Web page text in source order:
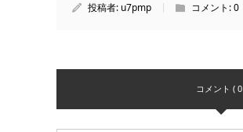
投稿者: u7pmp コメント:0
コメント (